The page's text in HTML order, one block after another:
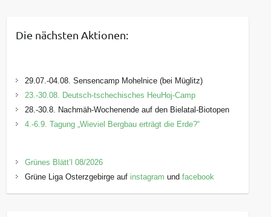
Die nächsten Aktionen:
29.07.-04.08. Sensencamp Mohelnice (bei Müglitz)
23.-30.08. Deutsch-tschechisches HeuHoj-Camp
28.-30.8. Nachmäh-Wochenende auf den Bielatal-Biotopen
4.-6.9. Tagung „Wieviel Bergbau erträgt die Erde?“
Grünes Blätt’l 08/2026
Grüne Liga Osterzgebirge auf instagram undfacebook